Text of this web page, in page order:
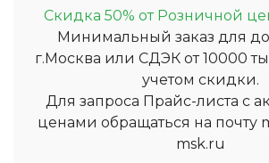
Скидка 50% от Розничной
Минимальный заказ для
г.Москва или СДЭК от 10000
учетом скидки.
Для запроса Прайс-листа с
ценами обращаться на почту
msk.ru